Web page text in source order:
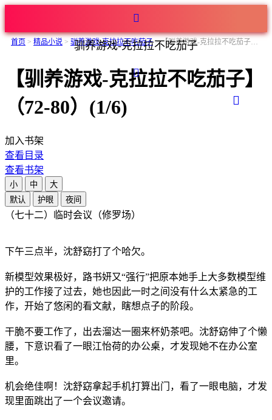
驯养游戏-克拉拉不吃茄子
首页 > 精品小说 > 驯养游戏-克拉拉不吃茄子>【驯养游戏-克拉拉不吃茄子】（72-80）
【驯养游戏-克拉拉不吃茄子】
（72-80）(1/6)
加入书架
查看目录
查看书架
小 中
大
默认
护眼 夜间
（七十二）临时会议（修罗场）
下午三点半，沈舒窈打了个哈欠。
新模型效果极好，路书妍又“强行”把原本她手上大多数模型维
护的工作接了过去，她也因此一时之间没有什么太紧急的工
作，开始了悠闲的看文献，瞎想点子的阶段。
干脆不要工作了，出去溜达一圈来杯奶茶吧。沈舒窈伸了个懒
腰，下意识看了一眼江怡荷的办公桌，才发现她不在办公室
里。
机会绝佳啊！沈舒窈拿起手机打算出门，看了一眼电脑，才发
现里面跳出了一个会议邀请。